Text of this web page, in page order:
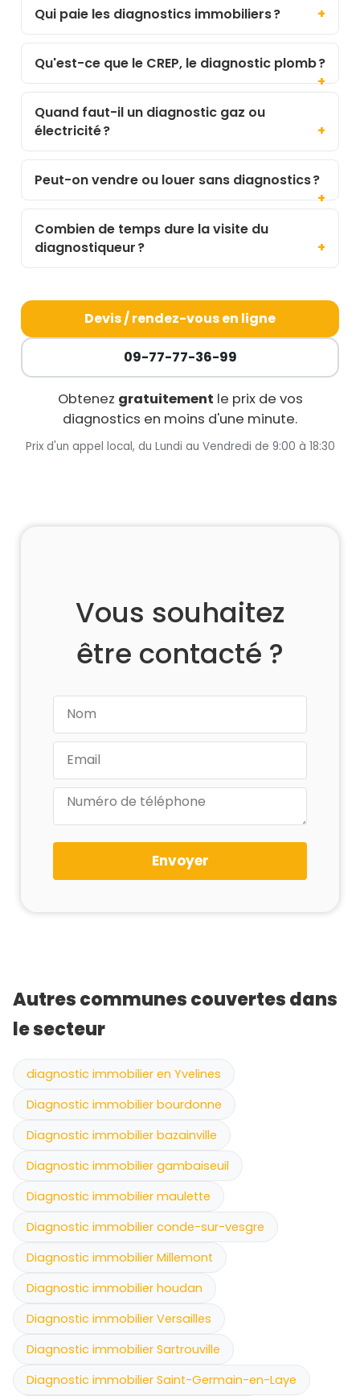
Qui paie les diagnostics immobiliers ?
Qu'est-ce que le CREP, le diagnostic plomb ?
Quand faut-il un diagnostic gaz ou
électricité ?
Peut-on vendre ou louer sans diagnostics ?
Combien de temps dure la visite du
diagnostiqueur ?
Devis / rendez-vous en ligne
09-77-77-36-99
Obtenez gratuitement le prix de vos
diagnostics en moins d'une minute.
Prix d'un appel local, du Lundi au Vendredi de 9:00 à 18:30
Vous souhaitez
être contacté ?
Envoyer
Autres communes couvertes dans
le secteur
diagnostic immobilier en Yvelines
Diagnostic immobilier bourdonne
Diagnostic immobilier bazainville
Diagnostic immobilier gambaiseuil
Diagnostic immobilier maulette
Diagnostic immobilier conde-sur-vesgre
Diagnostic immobilier Millemont
Diagnostic immobilier houdan
Diagnostic immobilier Versailles
Diagnostic immobilier Sartrouville
Diagnostic immobilier Saint-Germain-en-Laye